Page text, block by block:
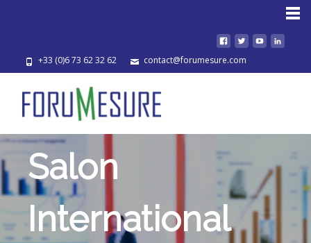
+33 (0)6 73 62 32 62 contact@forumesure.com
Salon
International